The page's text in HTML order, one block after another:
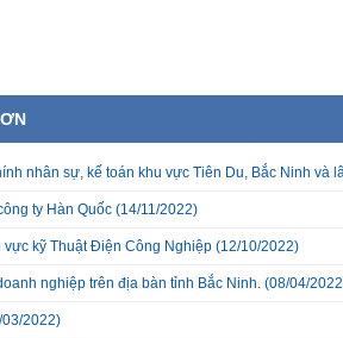
nhân sự, kế toán khu vực Tiên Du, Bắc Ninh và
ty Hàn Quốc (14/11/2022)
vực kỹ Thuật Điện Công Nghiệp (12/10/2022)
nghiệp trên địa bàn tỉnh Bắc Ninh. (08/04/
2022)